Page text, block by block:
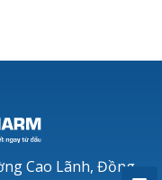
Cao Lãnh, Đồng